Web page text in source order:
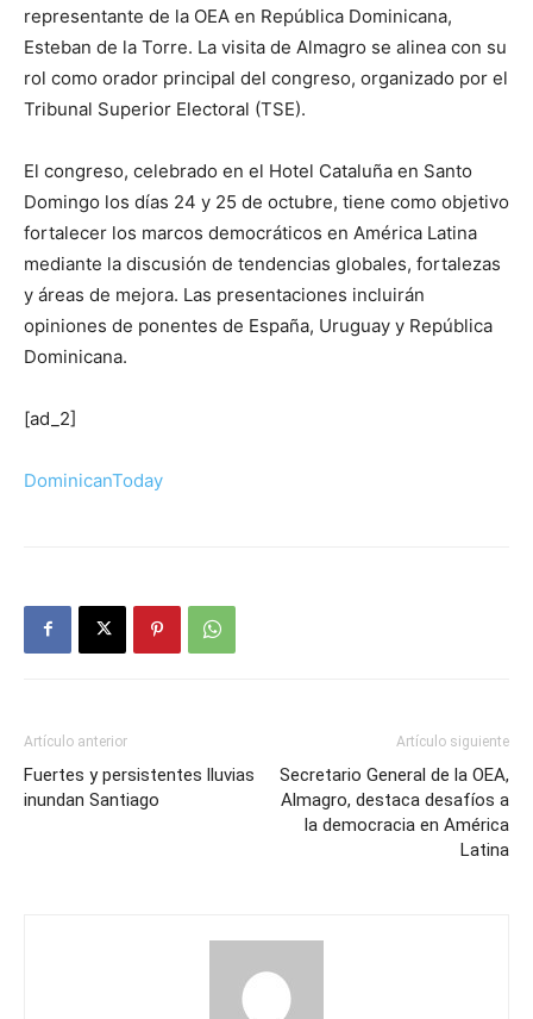
representante de la OEA en República Dominicana,
Esteban de la Torre. La visita de Almagro se alinea con su
rol como orador principal del congreso, organizado por el
Tribunal Superior Electoral (TSE).
El congreso, celebrado en el Hotel Cataluña en Santo
Domingo los días 24 y 25 de octubre, tiene como objetivo
fortalecer los marcos democráticos en América Latina
mediante la discusión de tendencias globales, fortalezas
y áreas de mejora. Las presentaciones incluirán
opiniones de ponentes de España, Uruguay y República
Dominicana.
[ad_2]
DominicanToday
Artículo anterior
Fuertes y persistentes lluvias
inundan Santiago
Artículo siguiente
Secretario General de la OEA,
Almagro, destaca desafíos a
la democracia en América
Latina